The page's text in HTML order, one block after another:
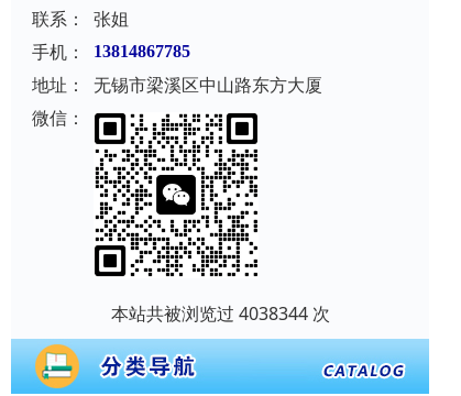
联系：
张姐
手机：
13814867785
地址：
无锡市梁溪区中山路东方大厦
微信：
本站共被浏览过 4038344 次